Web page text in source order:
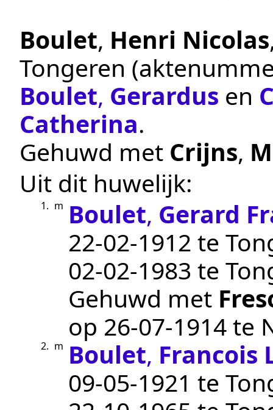
Boulet, Henri Nicolas
Tongeren
Boulet, Gerardus en
Catherina.
Gehuwd met Crijns,
Uit dit huwelijk:
1. m Boulet, Gerard
22‑02‑1912 te
02‑02‑1983 te
Gehuwd met
op 26‑07‑1914te
2. m Boulet, Francois
09‑05‑1921 te